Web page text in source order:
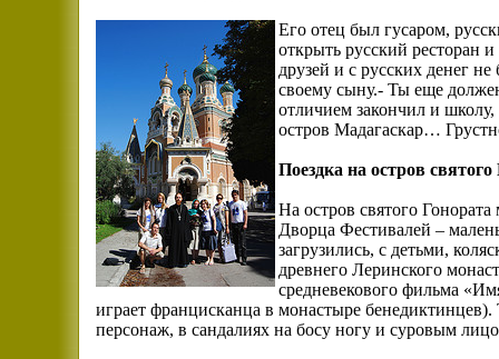
Его отец был гусаром,
открыть русский ресторан
друзей и с русских денег
своему сыну.- Ты еще
отличием закончил и
остров Мадагаскар…
Поездка на остров
На остров святого
Дворца Фестивалей –
загрузились, с детьми,
древнего Леринского
средневекового фильма
играет францисканца в монастыре
персонаж, в сандалиях на босу ногу и суровым